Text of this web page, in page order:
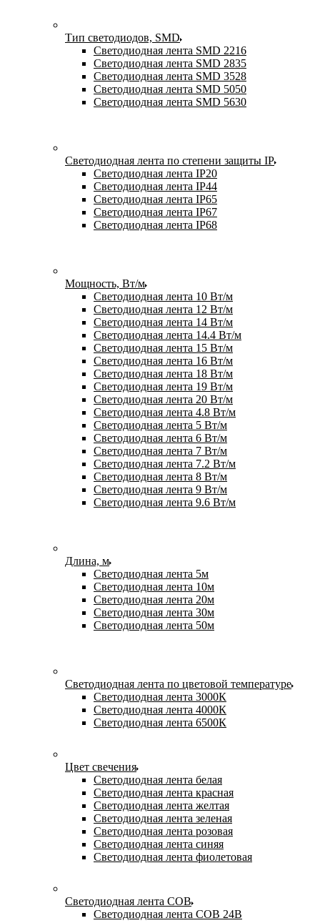
Тип светодиодов, SMD
Cветодиодная лента SMD 2216
Светодиодная лента SMD 2835
Светодиодная лента SMD 3528
Светодиодная лента SMD 5050
Светодиодная лента SMD 5630
Светодиодная лента по степени защиты IP
Светодиодная лента IP20
Светодиодная лента IP44
Светодиодная лента IP65
Светодиодная лента IP67
Светодиодная лента IP68
Мощность, Вт/м
Светодиодная лента 10 Вт/м
Светодиодная лента 12 Вт/м
Светодиодная лента 14 Вт/м
Светодиодная лента 14.4 Вт/м
Светодиодная лента 15 Вт/м
Светодиодная лента 16 Вт/м
Светодиодная лента 18 Вт/м
Светодиодная лента 19 Вт/м
Светодиодная лента 20 Вт/м
Светодиодная лента 4.8 Вт/м
Светодиодная лента 5 Вт/м
Светодиодная лента 6 Вт/м
Светодиодная лента 7 Вт/м
Светодиодная лента 7.2 Вт/м
Светодиодная лента 8 Вт/м
Светодиодная лента 9 Вт/м
Светодиодная лента 9.6 Вт/м
Длина, м
Светодиодная лента 5м
Светодиодная лента 10м
Светодиодная лента 20м
Светодиодная лента 30м
Светодиодная лента 50м
Светодиодная лента по цветовой температуре
Светодиодная лента 3000К
Светодиодная лента 4000К
Светодиодная лента 6500К
Цвет свечения
Светодиодная лента белая
Светодиодная лента красная
Светодиодная лента желтая
Светодиодная лента зеленая
Светодиодная лента розовая
Светодиодная лента синяя
Светодиодная лента фиолетовая
Светодиодная лента COB
Светодиодная лента COB 24В